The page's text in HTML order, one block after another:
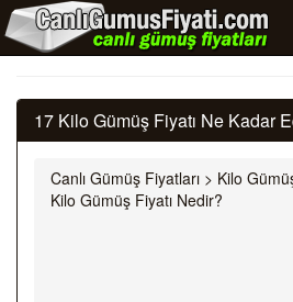
17 Kilo Gümüş Fiyatı Ne Kadar
Canlı Gümüş Fiyatları > Kilo
Kilo Gümüş Fiyatı Nedir?